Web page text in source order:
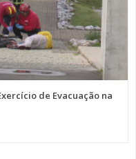
de Evacuação na